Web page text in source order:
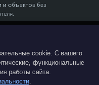
объектов без
06 августа 2026
ИНН 611343965168 · ОГРНИП
2 «А», литер Ш, офис 9 ·
данных
файлы
работу всех
вы не хотите
cookie,
Продолжая
cookie. С вашего
функциональные
работы сайта.
.